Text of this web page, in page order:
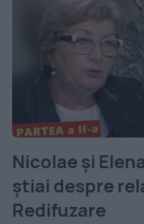
Nicolae și
știai despre
Redifuzare